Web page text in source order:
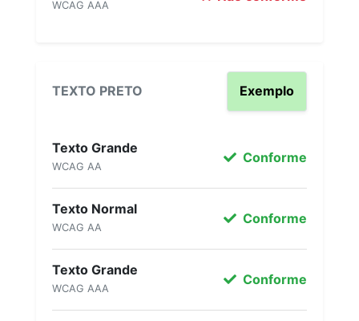
WCAG AAA
TEXTO PRETO Exemplo
Texto Grande
WCAG AA
Conforme
Texto Normal
WCAG AA
Conforme
Texto Grande
WCAG AAA
Conforme